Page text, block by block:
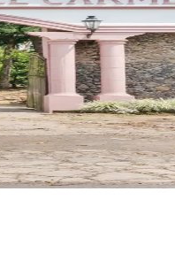
siglos atrás;
se
de misioneros